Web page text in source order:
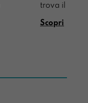
trova il
Scopri